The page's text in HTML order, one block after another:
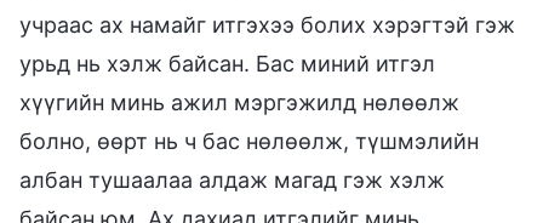
учраас ах намайг итгэхээ болих хэрэгтэй гэж
урьд нь хэлж байсан. Бас миний итгэл
хүүгийн минь ажил мэргэжилд нөлөөлж
болно, өөрт нь ч бас нөлөөлж, түшмэлийн
албан тушаалаа алдаж магад гэж хэлж